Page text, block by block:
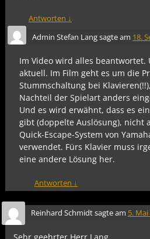
Antworten ↓
Admin Stefan Langsagte am 18.
Im Video wird alles beantwortet.
aktuell. Im Film geht es um die
Stummschaltung bei
Nachteil der Spielart anders
Und es wird erwähnt, dass es
gibt (doppelte Auslösung), nicht
Quick-Escape-System von
verwendet. Fürs Klavier muss
eine andere Lösung her.
Antworten ↓
Reinhard Schmidtsagte am 5.